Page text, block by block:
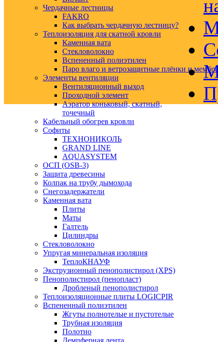
Чердачные лестницы
FAKRO
Как выбрать чердачную лестницу?
Теплоизоляция для скатной кровли
Каменная вата
Стекловолокно
Вспененный полиэтилен
Паро влаго и ветрозащитные плёнки и
Элементы вентиляции
Вентиляционный выход
Проходной элемент
Аэратор коньковый, скатный,
точечный
Кабельный обогрев кровли
Софиты
ТЕХНОНИКОЛЬ
GRAND LINE
AQUASYSTEM
ОСП (OSB-3)
Защита древесины
Колпак на трубу дымохода
Снегозадержатели
Каменная вата
Плиты
Маты
Галтель
Цилиндры
Стекловолокно
Упругая минеральная изоляция
ТеплоКНАУФ
Экструзионный пенополистирол (XPS)
Пенополистирол (пенопласт)
Дробленый пенополистирол
Теплоизоляционные плиты LOGICPIR
Вспененный полиэтилен
Жгуты полнотелые и пустотелые
Трубная изоляция
Полотно
Демпферная лента